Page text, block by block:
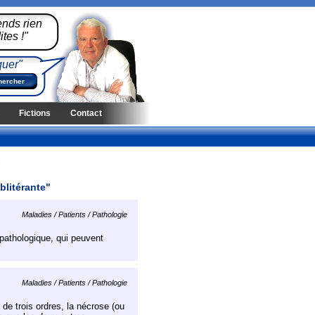
rien
!"
Fictions Contact
Maladies / Patients / Pathologie
qui peuvent
Maladies / Patients / Pathologie
trois ordres, la nécrose (ou